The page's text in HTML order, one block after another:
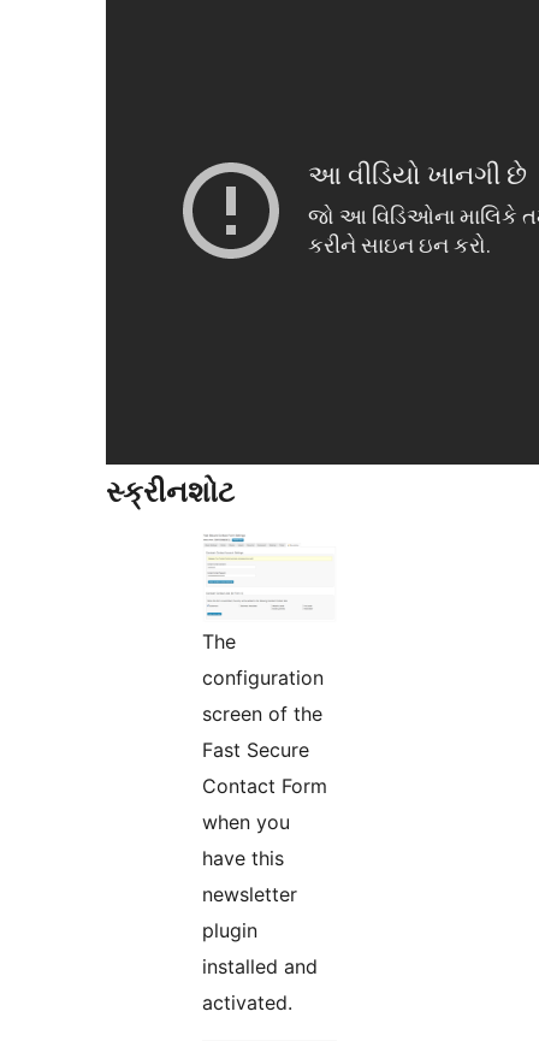
સ્ક્રીનશોટ
The
configuration
screen of the
Fast Secure
Contact Form
when you
have this
newsletter
plugin
installed and
activated.